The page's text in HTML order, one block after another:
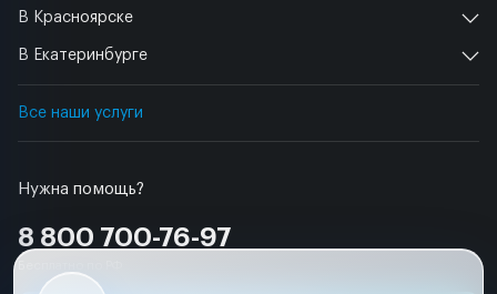
Нужна помощь?
8 800 700-76-97
В Красноярске
В Екатеринбурге
Все наши услуги